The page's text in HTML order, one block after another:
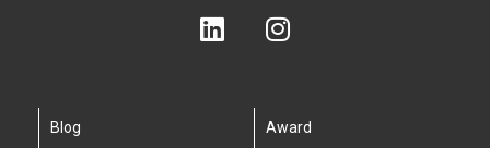
Blog Award